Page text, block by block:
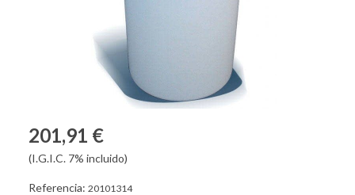
201,91 €
(I.G.I.C. 7% incluido)
Referencia: 20101314